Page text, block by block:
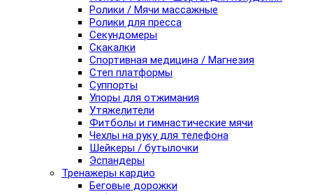
Ролики / Мячи массажные
Ролики для пресса
Секундомеры
Скакалки
Спортивная медицина / Магнезия
Степ платформы
Суппорты
Упоры для отжимания
Утяжелители
Фитболы и гимнастические мячи
Чехлы на руку для телефона
Шейкеры / бутылочки
Эспандеры
Тренажеры кардио
Беговые дорожки